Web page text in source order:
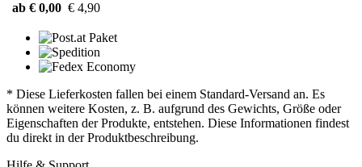
ab € 0,00 € 4,90
* Diese Lieferkosten fallen bei einem Standard-Versand an. Es
können weitere Kosten, z. B. aufgrund des Gewichts, Größe oder
Eigenschaften der Produkte, entstehen. Diese Informationen findest
du direkt in der Produktbeschreibung.